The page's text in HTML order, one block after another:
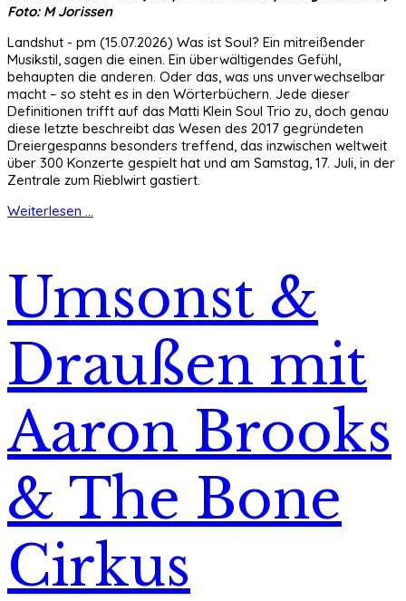
Foto: M Jorissen
Landshut - pm (15.07.2026) Was ist Soul? Ein mitreißender
Musikstil, sagen die einen. Ein überwältigendes Gefühl,
behaupten die anderen. Oder das, was uns unverwechselbar
macht – so steht es in den Wörterbüchern. Jede dieser
Definitionen trifft auf das Matti Klein Soul Trio zu, doch genau
diese letzte beschreibt das Wesen des 2017 gegründeten
Dreiergespanns besonders treffend, das inzwischen weltweit
über 300 Konzerte gespielt hat und am Samstag, 17. Juli, in der
Zentrale zum Rieblwirt gastiert.
Weiterlesen ...
Umsonst &
Draußen mit
Aaron Brooks
& The Bone
Cirkus